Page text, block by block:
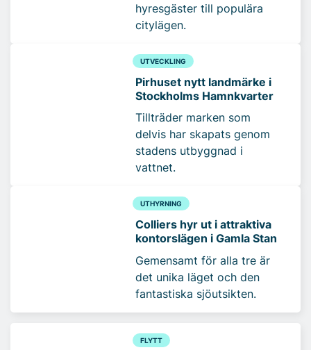
hyresgäster till populära
citylägen.
UTVECKLING
Pirhuset nytt landmärke i
Stockholms Hamnkvarter
Tillträder marken som
delvis har skapats genom
stadens utbyggnad i
vattnet.
UTHYRNING
Colliers hyr ut i attraktiva
kontorslägen i Gamla Stan
Gemensamt för alla tre är
det unika läget och den
fantastiska sjöutsikten.
FLYTT